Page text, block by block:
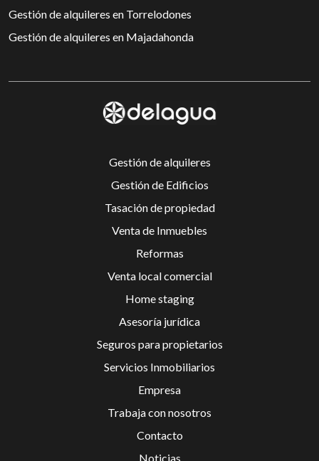
Gestión de alquileres en Torrelodones
Gestión de alquileres en Majadahonda
Gestión de alquileres
Gestión de Edificios
Tasación de propiedad
Venta de Inmuebles
Reformas
Venta local comercial
Home staging
Asesoría jurídica
Seguros para propietarios
Servicios Inmobiliarios
Empresa
Trabaja con nosotros
Contacto
Noticias